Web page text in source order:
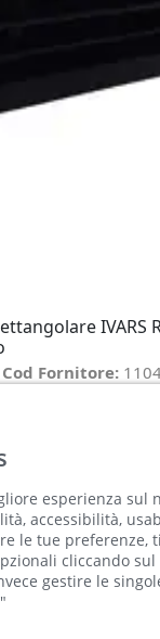
uffici e il
ferie dall'8 al 25
IVARS
Cod Fornitore:
ORDINA
esperienza sul
accessibilità,
le tue preferenze,
cliccando
gestire le